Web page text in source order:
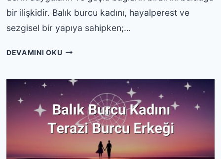
bir ilişkidir. Balık burcu kadını, hayalperest ve
sezgisel bir yapıya sahipken;…
DEVAMINI OKUBALIK
AKREP
BURCU
ERKEĞI
UYUMU